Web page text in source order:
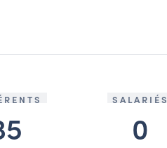
SALARIÉS
0